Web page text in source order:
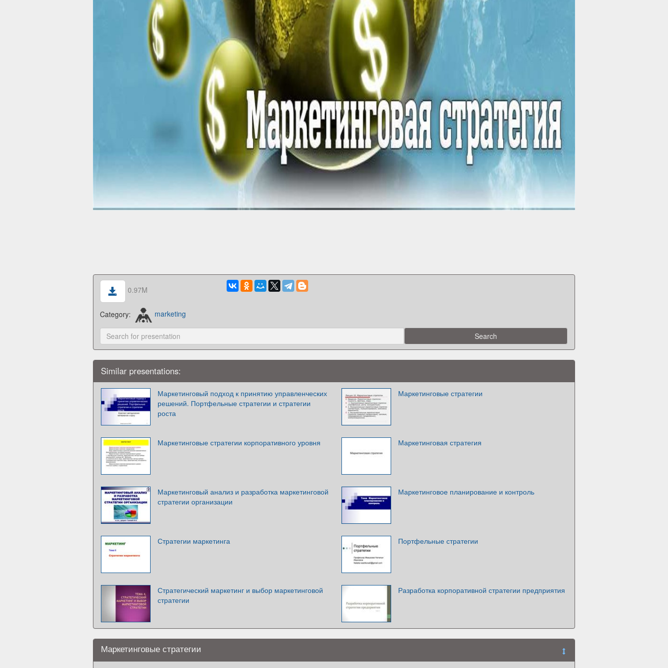
0.97M
Category: marketing
Similar presentations:
Маркетинговый подход к принятию управленческих
решений. Портфельные стратегии и стратегии
роста
Маркетинговые стратегии
Маркетинговые стратегии корпоративного уровня Маркетинговая стратегия
Маркетинговый анализ и разработка маркетинговой
стратегии организации
Маркетинговое планирование и контроль
Стратегии маркетинга Портфельные стратегии
Стратегический маркетинг и выбор маркетинговой
стратегии
Разработка корпоративной стратегии предприятия
Маркетинговые стратегии